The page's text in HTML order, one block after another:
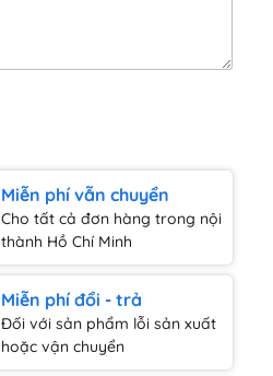
Miễn phí vẫn chuyển
Cho tất cả đơn hàng trong nội
thành Hồ Chí Minh
Miễn phí đổi - trả
Đối với sản phẩm lỗi sản xuất
hoặc vận chuyển